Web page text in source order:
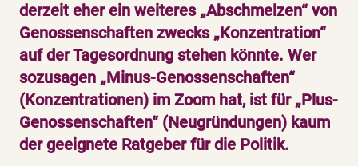
derzeit eher ein weiteres „Abschmelzen“ von
Genossenschaften zwecks „Konzentration“
auf der Tagesordnung stehen könnte. Wer
sozusagen „Minus-Genossenschaften“
(Konzentrationen) im Zoom hat, ist für „Plus-
Genossenschaften“ (Neugründungen) kaum
der geeignete Ratgeber für die Politik.